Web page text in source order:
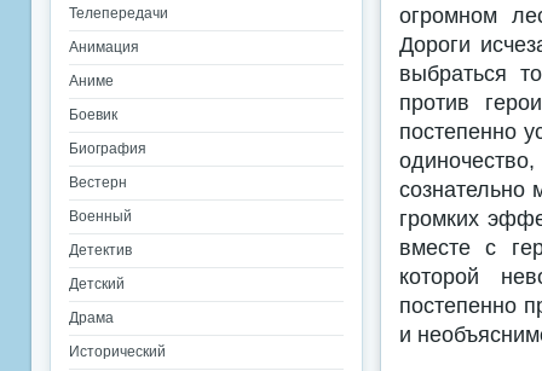
огромном
Дороги
выбраться
против
постепенно
сознательно
громких
вместе с
которой
постепенно
и
Телепередачи
Анимация
Аниме
Боевик
Биография
Вестерн
Военный
Детектив
Детский
Драма
Исторический